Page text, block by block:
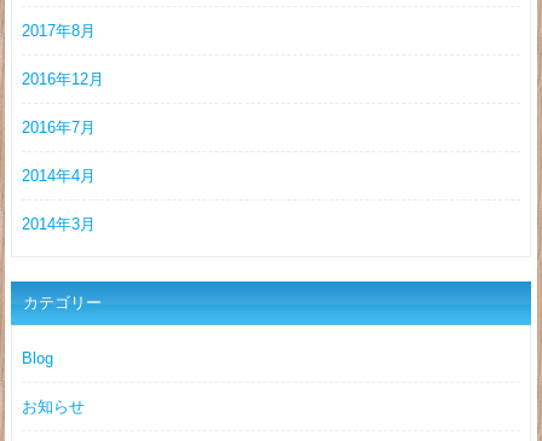
2017年8月
2016年12月
2016年7月
2014年4月
2014年3月
カテゴリー
Blog
お知らせ